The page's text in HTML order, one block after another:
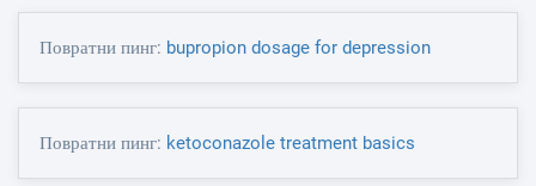
Повратни пинг: bupropion dosage for depression
Повратни пинг: ketoconazole treatment basics